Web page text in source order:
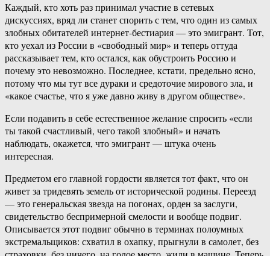
Каждый, кто хоть раз принимал участие в сетевых
дискуссиях, вряд ли станет спорить с тем, что один из самых
злобных обитателей интернет-бестиария — это эмигрант. Тот,
кто уехал из России в «свободный мир» и теперь оттуда
рассказывает тем, кто остался, как обустроить Россию и
почему это невозможно. Последнее, кстати, предельно ясно,
потому что мы тут все дураки и средоточие мирового зла, и
«какое счастье, что я уже давно живу в другом обществе».
Если подавить в себе естественное желание спросить «если
ты такой счастливый, чего такой злобный» и начать
наблюдать, окажется, что эмигрант — штука очень
интересная.
Предметом его главной гордости является тот факт, что он
живет за тридевять земель от исторической родины. Переезд
— это генеральская звезда на погонах, орден за заслуги,
свидетельство беспримерной смелости и вообще подвиг.
Описывается этот подвиг обычно в терминах полоумных
экстремальщиков: схватил в охапку, прыгнули в самолет, без